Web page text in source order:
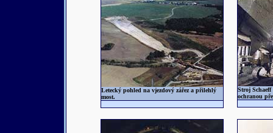
Letecký pohled na vjezdový zářez a přilehlý
most.
Stroj
ochranou